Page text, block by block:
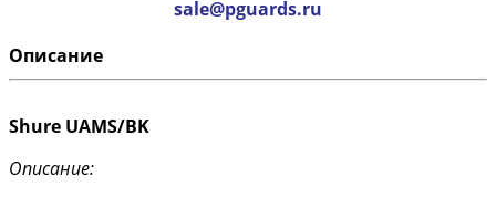
sale@pguards.ru
Описание
Shure UAMS/BK
Описание: